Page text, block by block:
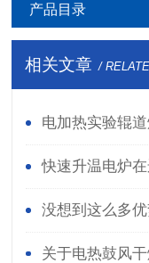
产品目录
相关文章 /
电加热实验辊
类 快速升温电炉
查？没想到这么多
关于电热鼓风